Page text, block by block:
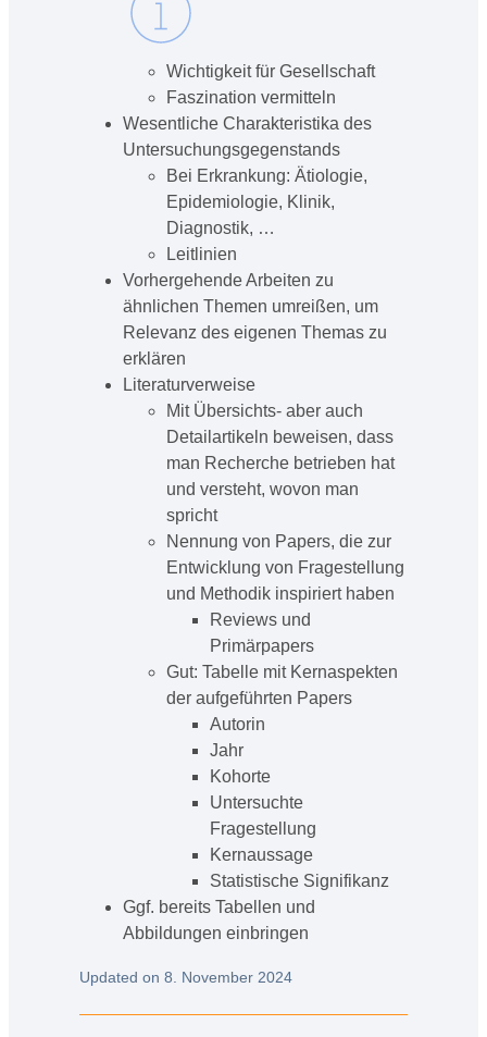
Wichtigkeit für Gesellschaft
Faszination vermitteln
Wesentliche Charakteristika des
Untersuchungsgegenstands
Bei Erkrankung: Ätiologie,
Epidemiologie, Klinik,
Diagnostik, …
Leitlinien
Vorhergehende Arbeiten zu
ähnlichen Themen umreißen, um
Relevanz des eigenen Themas zu
erklären
Literaturverweise
Mit Übersichts- aber auch
Detailartikeln beweisen, dass
man Recherche betrieben hat
und versteht, wovon man
spricht
Nennung von Papers, die zur
Entwicklung von Fragestellung
und Methodik inspiriert haben
Reviews und
Primärpapers
Gut: Tabelle mit Kernaspekten
der aufgeführten Papers
Autorin
Jahr
Kohorte
Untersuchte
Fragestellung
Kernaussage
Statistische Signifikanz
Ggf. bereits Tabellen und
Abbildungen einbringen
Updated on 8. November 2024